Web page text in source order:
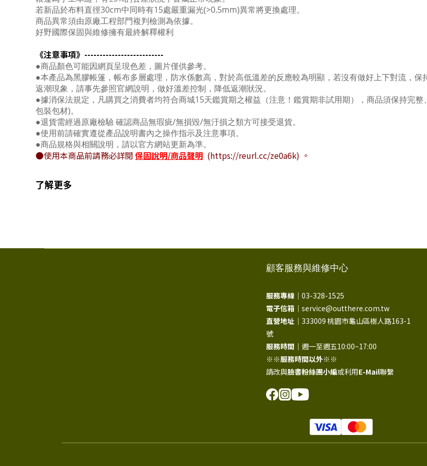
若新品於布料直徑30cm中同時有15處嚴重漏光(>0.5mm)異常將更換處理。
商品異常須由原廠工程部門複判檢測為依據。
好野國際保固與維修擁有最終解釋權利
《注意事項》--------------------------
●商品顏色可能因網頁呈現色差，圖片僅供參考。
●本產品為黑膠帳篷，帳布多層處理，防水係數高，對於高低溫差的反應較為明顯，若沒有做好上下對流，
返潮現象，請事先參照官網說明，做好溫差控制，降低返潮狀況。
●據消保法規定，凡購買之消費者均符合商城15天鑑賞期之權益（注意！鑑賞期非試用期），商品須保持完
包裝包材)。
●退貨需經過原廠檢驗 確認商品無瑕疵/無損毀/無汙損之類方可接受退貨。
●使用前請確實遵從產品說明書內之操作指示及注意事項。
●商品規格與相關說明，請以官方網站更新為準。
●使用本商品前請務必詳閱 保固說明/商品聲明 (https://reurl.cc/ze0a6k) 。
了解更多
顧客服務與維修中心
服務專線｜ 03-328-1525
電子信箱｜ service@outthere.com.tw
直營地址｜ 333009 桃園市龜山區樹人路163-1
號
服務時間｜ 週一至週五10:00~17:00
※※服務時間以外※※
請改與臉書粉絲團小編或利用E-Mail聯繫